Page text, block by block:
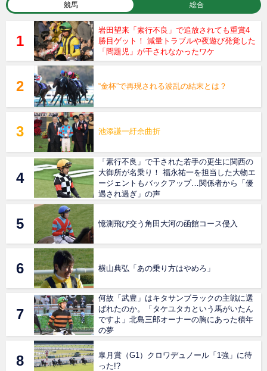
競馬 総合
岩田望来「素行不良」で追放されても重賞4
勝目ゲット！ 減量トラブルや夜遊び発覚した
「問題児」が干されなかったワケ
“金杯”で再現される波乱の結末とは？
池添謙一紆余曲折
「素行不良」で干された若手の更生に関西の
大御所が名乗り！ 福永祐一を担当した大物エ
ージェントもバックアップ…関係者から「優
遇され過ぎ」の声
憶測飛び交う角田大河の函館コース侵入
横山典弘「あの乗り方はやめろ」
何故「武豊」はキタサンブラックの主戦に選
ばれたのか。「タケユタカという馬がいたん
ですよ」北島三郎オーナーの胸にあった積年
の夢
皐月賞（G1）クロワデュノール「1強」に待
った!?